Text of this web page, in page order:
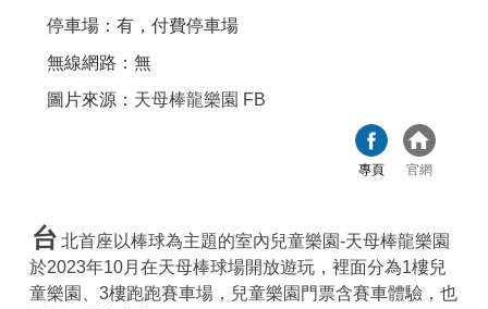
停車場：有，付費停車場
無線網路：無
圖片來源： 天母棒龍樂園 FB
專頁 官網
台 北首座以棒球為主題的室內兒童樂園-天母棒龍樂園
於2023年10月在天母棒球場開放遊玩，裡面分為1樓兒
童樂園、3樓跑跑賽車場，兒童樂園門票含賽車體驗，也